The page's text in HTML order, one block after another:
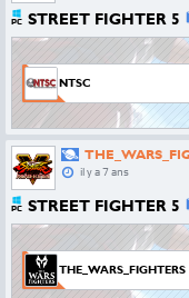
PC STREET FIGHTER 5
NTSC
il y a 7 ans
PC STREET FIGHTER 5
THE_WARS_FIGHTERS